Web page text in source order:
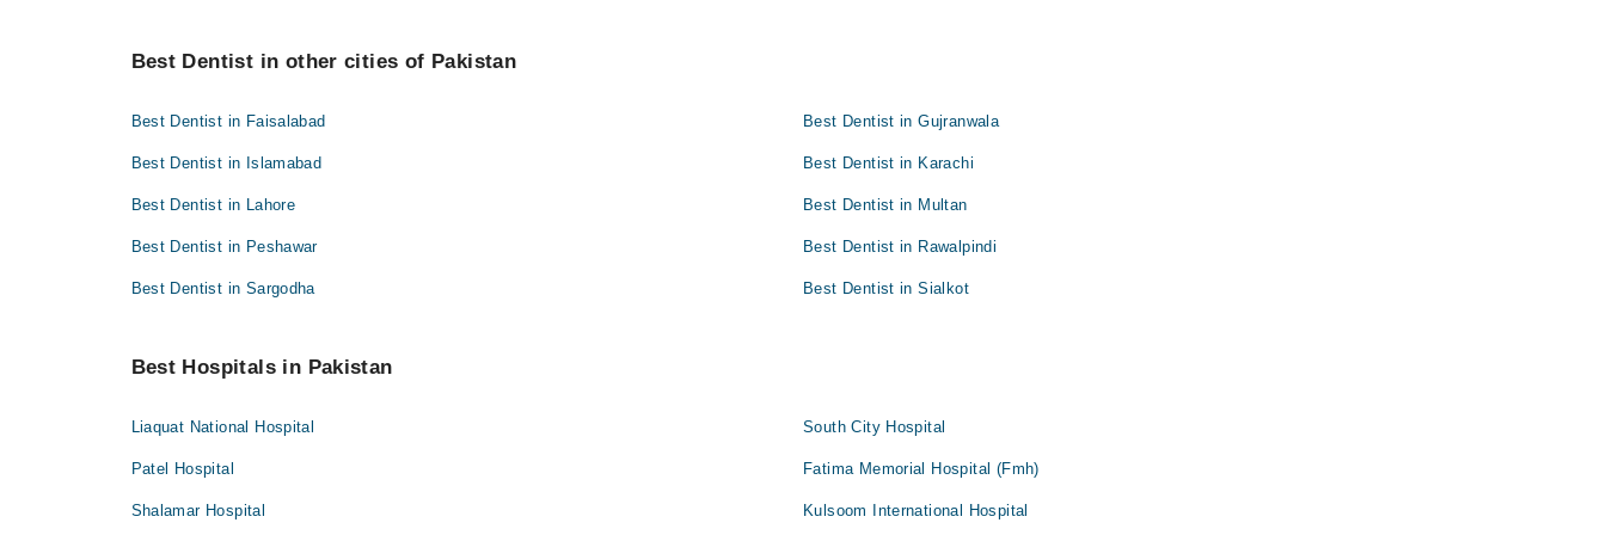
Best Dentist in other cities of Pakistan
Best Dentist in Faisalabad Best Dentist in Gujranwala
Best Dentist in Islamabad Best Dentist in Karachi
Best Dentist in Lahore Best Dentist in Multan
Best Dentist in Peshawar Best Dentist in Rawalpindi
Best Dentist in Sargodha Best Dentist in Sialkot
Best Hospitals in Pakistan
Liaquat National Hospital South City Hospital
Patel Hospital Fatima Memorial Hospital (Fmh)
Shalamar Hospital Kulsoom International Hospital